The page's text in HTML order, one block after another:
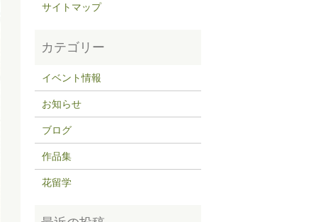
サイトマップ
イベント情報
お知らせ
ブログ
作品集
花留学